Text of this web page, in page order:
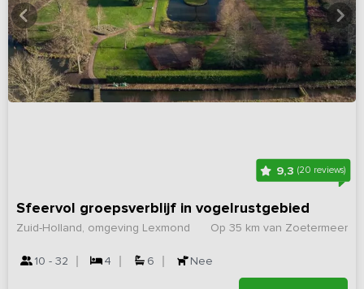
9,3 (20 reviews)
Sfeervol groepsverblijf in vogelrustgebied
Op 35 km van Zoetermeer
Zuid-Holland, omgeving Lexmond
10 - 32 4 6 Nee